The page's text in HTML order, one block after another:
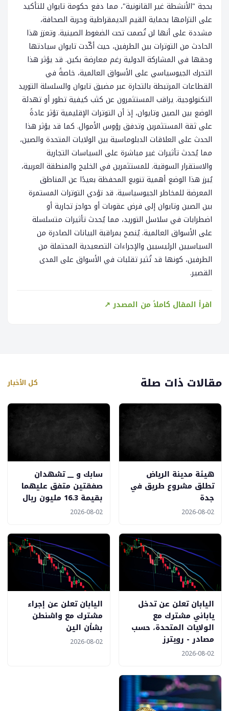
بحجة "الأنشطة غير القانونية"، مما دفع حكومة تايوان للتأكيد
على التزامها بحماية القيم الديمقراطية وحرية الصحافة،
مشددة على أنها لن تُصمت تحت الضغوط الصينية. وتعزز هذا
الحادث من التوترات بين الطرفين، حيث أكّدت تايوان سيادتها
وحقها في المشاركة الدولية رغم معارضة بكين. قد يؤثر هذا
التحرك الجيوسياسي على الأسواق العالمية، خاصةً في
القطاعات المرتبطة بالتجارة عبر مضيق تايوان والسلسلة التوريد
التكنولوجية. يراقب المستثمرون عن كثب كيفية تطور أو تهدئة
الوضع بين الصين وتايوان، إذ أن التوترات الإقليمية تؤثر عادةً
على ثقة المستثمرين وتدفق رؤوس الأموال. كما قد يؤثر هذا
الحدث على العلاقات الدبلوماسية بين الولايات المتحدة والصين،
مما يُحدث تأثيرات غير مباشرة على السياسات التجارية
والاستقرار السوقية. للمستثمرين في الخليج والمنطقة العربية،
يُبرز هذا الوضع أهمية تنويع المحفظة بعيدًا عن المناطق
المعرضة للمخاطر الجيوسياسية. قد تؤدي التوترات المستمرة
بين الصين وتايوان إلى فرض عقوبات أو حواجز تجارية أو
اضطرابات في سلاسل التوريد، مما يُحدث تأثيرات متسلسلة
على الأسواق العالمية. يُنصح بمراقبة البيانات الصادرة من
السياسيين الرئيسيين والإجراءات التصعيدية المحتملة من
الطرفين، كونها قد تُثير تقلبات في الأسواق على المدى
القصير.
اقرأ المقال كاملاً من المصدر ↗
مقالات ذات صلة كل الأخبار
هيئة مدينة الرياض
تطلق مشروع طريق في
جدة
2026-08-02
سابك و __ تشهدان
صفقتين متفق عليهما
بقيمة 16.3 مليون ريال
2026-08-02
اليابان تعلن عن تدخل
ياباني مشترك مع
الولايات المتحدة، حسب
مصادر - رويترز
2026-08-02
اليابان تعلن عن إجراء
مشترك مع واشنطن
بشأن الين
2026-08-02